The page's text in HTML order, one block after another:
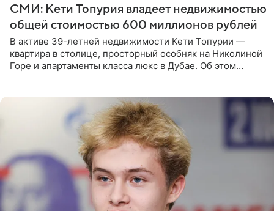
СМИ: Кети Топурия владеет недвижимостью
общей стоимостью 600 миллионов рублей
В активе 39-летней недвижимости Кети Топурии —
квартира в столице, просторный особняк на Николиной
Горе и апартаменты класса люкс в Дубае. Об этом